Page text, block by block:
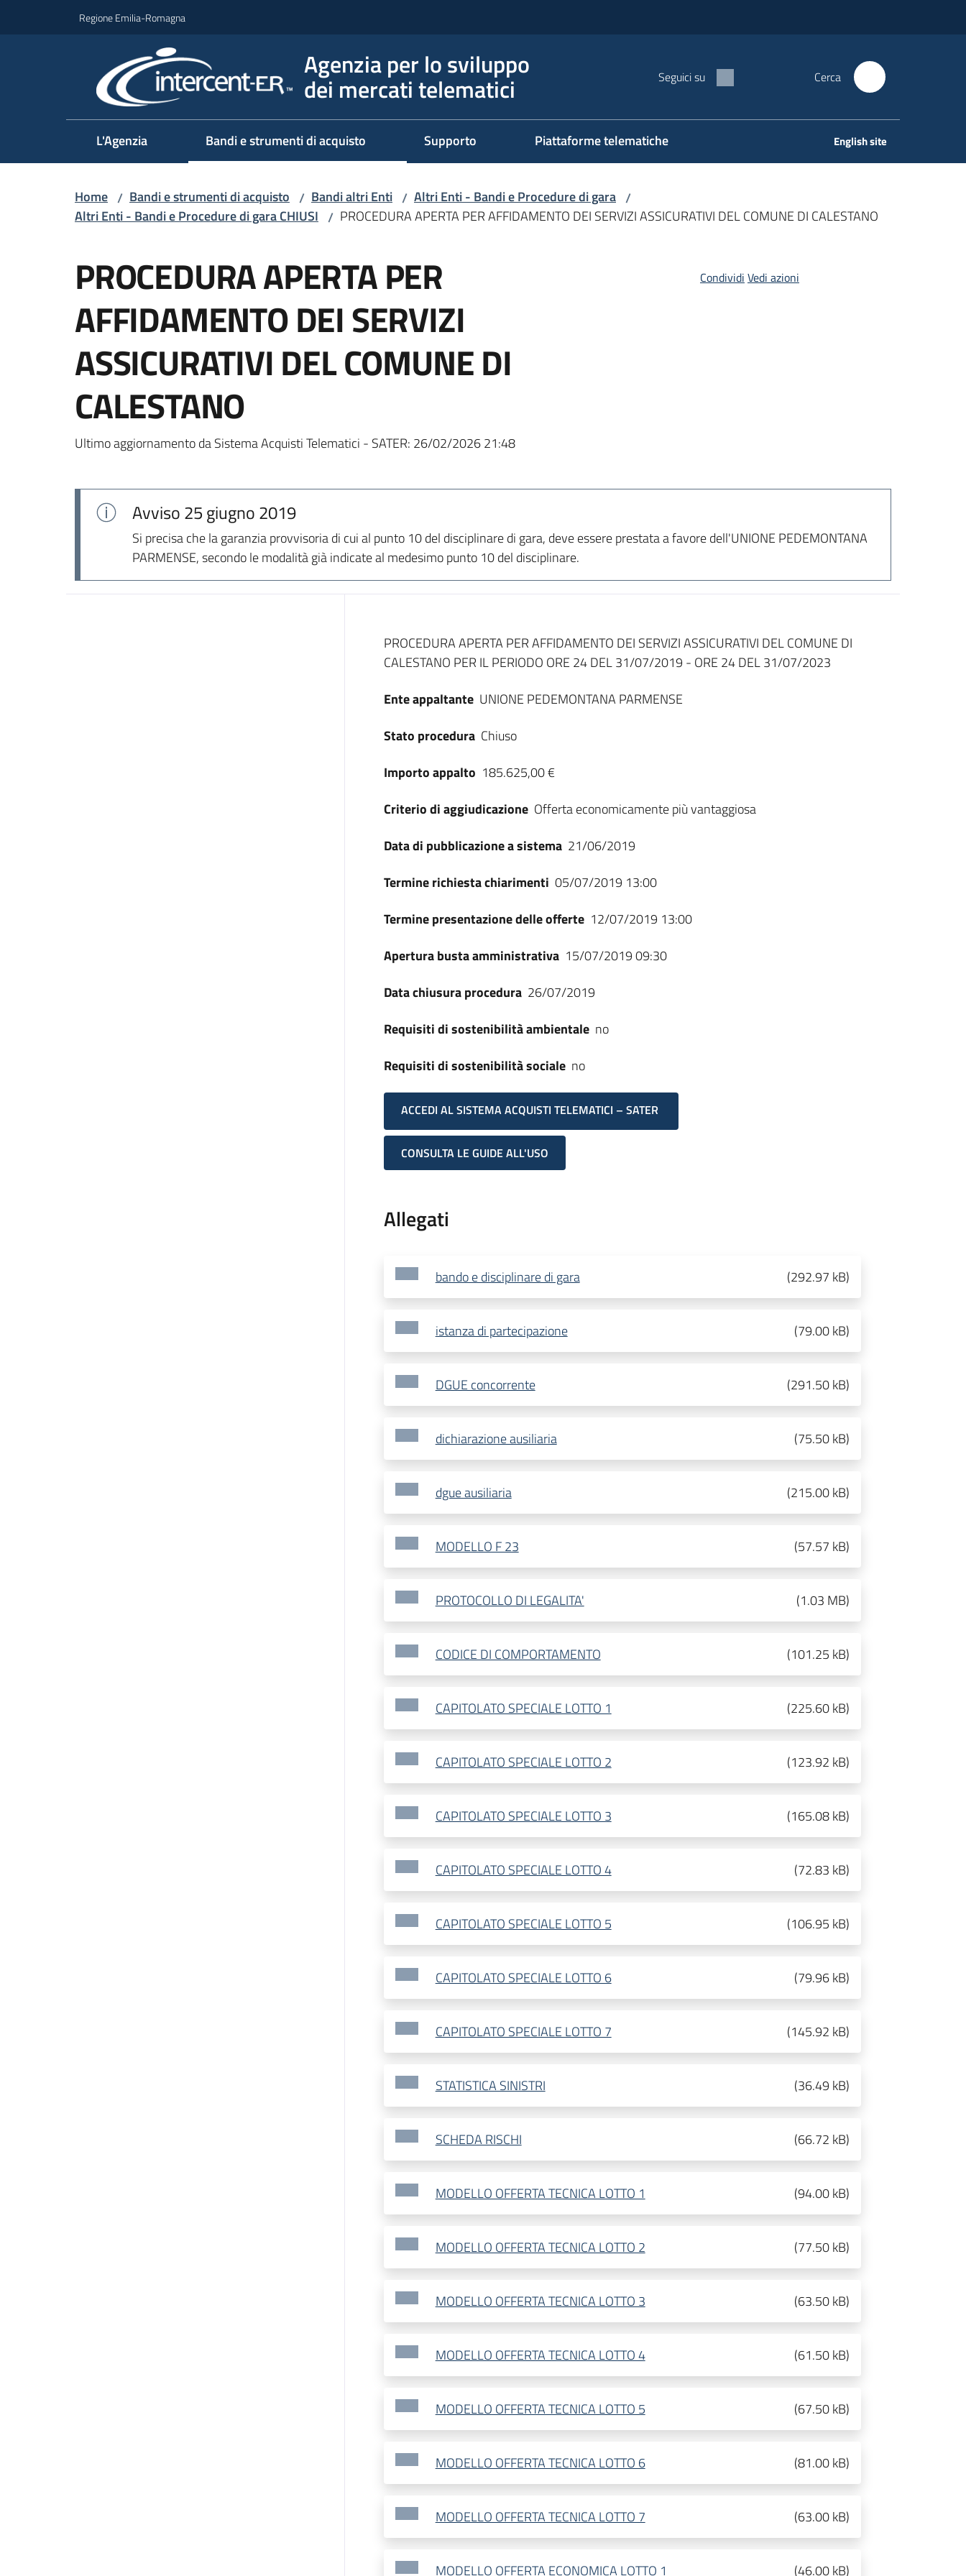
Regione Emilia-Romagna
Agenzia per lo sviluppo
dei mercati telematici Seguici su Cerca
L'Agenzia Bandi e strumenti di acquisto Supporto Piattaforme telematiche English site
Home / Bandi e strumenti di acquisto / Bandi altri Enti / Altri Enti - Bandi e Procedure di gara /
Altri Enti - Bandi e Procedure di gara CHIUSI / PROCEDURA APERTA PER AFFIDAMENTO DEI SERVIZI ASSICURATIVI DEL COMUNE DI CALESTANO
PROCEDURA APERTA PER
AFFIDAMENTO DEI SERVIZI
ASSICURATIVI DEL COMUNE DI
CALESTANO
Ultimo aggiornamento da Sistema Acquisti Telematici - SATER: 26/02/2026 21:48
Condividi Vedi azioni
Avviso25 giugno 2019
Si precisa che la garanzia provvisoria di cui al punto 10 del disciplinare di gara, deve essere prestata a favore dell'UNIONE PEDEMONTANA
PARMENSE, secondo le modalità già indicate al medesimo punto 10 del disciplinare.
Dati del bando
PROCEDURA APERTA PER AFFIDAMENTO DEI SERVIZI ASSICURATIVI DEL COMUNE DI
CALESTANO PER IL PERIODO ORE 24 DEL 31/07/2019 - ORE 24 DEL 31/07/2023
Ente appaltante UNIONE PEDEMONTANA PARMENSE
Stato procedura Chiuso
Importo appalto 185.625,00 €
Criterio di aggiudicazione Offerta economicamente più vantaggiosa
Data di pubblicazione a sistema 21/06/2019
Termine richiesta chiarimenti 05/07/2019 13:00
Termine presentazione delle offerte 12/07/2019 13:00
Apertura busta amministrativa 15/07/2019 09:30
Data chiusura procedura 26/07/2019
Requisiti di sostenibilità ambientale no
Requisiti di sostenibilità sociale no
ACCEDI AL SISTEMA ACQUISTI TELEMATICI – SATER
CONSULTA LE GUIDE ALL'USO
Allegati
bando e disciplinare di gara (292.97 kB)
istanza di partecipazione (79.00 kB)
DGUE concorrente (291.50 kB)
dichiarazione ausiliaria (75.50 kB)
dgue ausiliaria (215.00 kB)
MODELLO F 23 (57.57 kB)
PROTOCOLLO DI LEGALITA' (1.03 MB)
CODICE DI COMPORTAMENTO (101.25 kB)
CAPITOLATO SPECIALE LOTTO 1 (225.60 kB)
CAPITOLATO SPECIALE LOTTO 2 (123.92 kB)
CAPITOLATO SPECIALE LOTTO 3 (165.08 kB)
CAPITOLATO SPECIALE LOTTO 4 (72.83 kB)
CAPITOLATO SPECIALE LOTTO 5 (106.95 kB)
CAPITOLATO SPECIALE LOTTO 6 (79.96 kB)
CAPITOLATO SPECIALE LOTTO 7 (145.92 kB)
STATISTICA SINISTRI (36.49 kB)
SCHEDA RISCHI (66.72 kB)
MODELLO OFFERTA TECNICA LOTTO 1 (94.00 kB)
MODELLO OFFERTA TECNICA LOTTO 2 (77.50 kB)
MODELLO OFFERTA TECNICA LOTTO 3 (63.50 kB)
MODELLO OFFERTA TECNICA LOTTO 4 (61.50 kB)
MODELLO OFFERTA TECNICA LOTTO 5 (67.50 kB)
MODELLO OFFERTA TECNICA LOTTO 6 (81.00 kB)
MODELLO OFFERTA TECNICA LOTTO 7 (63.00 kB)
MODELLO OFFERTA ECONOMICA LOTTO 1 (46.00 kB)